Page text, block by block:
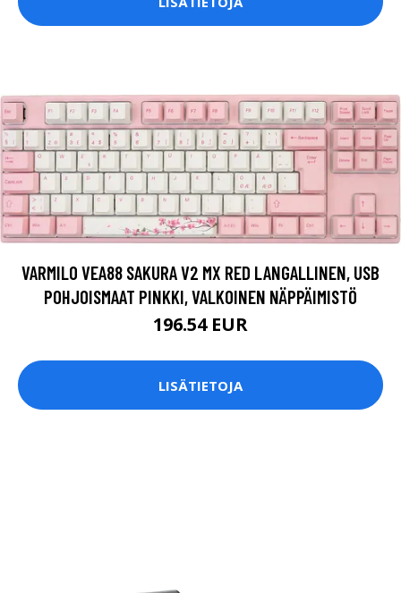
VARMILO VEA88 SAKURA V2 MX RED LANGALLINEN, USB
POHJOISMAAT PINKKI, VALKOINEN NÄPPÄIMISTÖ
196.54 EUR
LISÄTIETOJA